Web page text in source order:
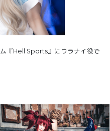
『Hell Sports』にウラナイ役で